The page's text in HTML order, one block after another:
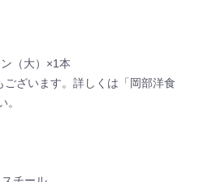
（大）×1本
ざいます。詳しくは「岡部洋食
。